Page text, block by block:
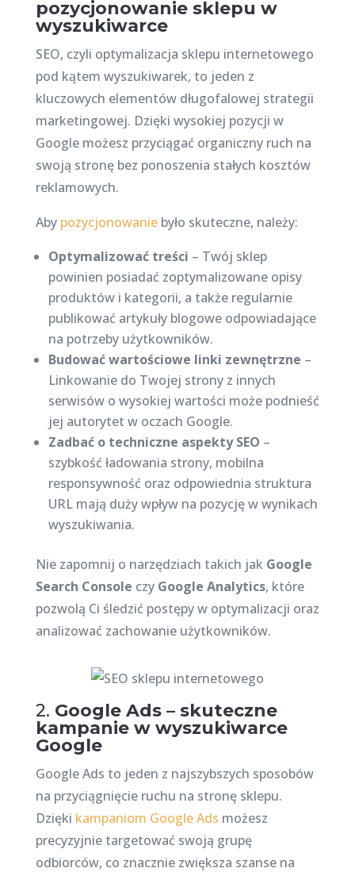
pozycjonowanie sklepu w
wyszukiwarce
SEO, czyli optymalizacja sklepu internetowego
pod kątem wyszukiwarek, to jeden z
kluczowych elementów długofalowej strategii
marketingowej. Dzięki wysokiej pozycji w
Google możesz przyciągać organiczny ruch na
swoją stronę bez ponoszenia stałych kosztów
reklamowych.
Aby pozycjonowaniebyło skuteczne, należy:
Optymalizować treści – Twój sklep
powinien posiadać zoptymalizowane opisy
produktów i kategorii, a także regularnie
publikować artykuły blogowe odpowiadające
na potrzeby użytkowników.
Budować wartościowe linki zewnętrzne –
Linkowanie do Twojej strony z innych
serwisów o wysokiej wartości może podnieść
jej autorytet w oczach Google.
Zadbać o techniczne aspekty SEO –
szybkość ładowania strony, mobilna
responsywność oraz odpowiednia struktura
URL mają duży wpływ na pozycję w wynikach
wyszukiwania.
Nie zapomnij o narzędziach takich jak Google
Search Console czy Google Analytics, które
pozwolą Ci śledzić postępy w optymalizacji oraz
analizować zachowanie użytkowników.
2. Google Ads – skuteczne
kampanie w wyszukiwarce
Google
Google Ads to jeden z najszybszych sposobów
na przyciągnięcie ruchu na stronę sklepu.
Dzięki kampaniom Google Ads możesz
precyzyjnie targetować swoją grupę
odbiorców, co znacznie zwiększa szanse na